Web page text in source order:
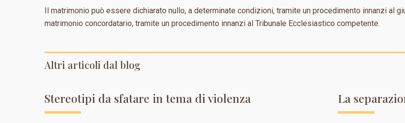
Il matrimonio può essere dichiarato nullo, a determinate condizioni, tramite un procedimento innanzi al
matrimonio concordatario, tramite un procedimento innanzi al Tribunale Ecclesiastico competente.
Altri articoli dal blog
Stereotipi da sfatare in tema di violenza La